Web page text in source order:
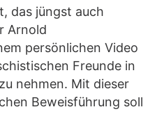
das jüngst auch
Arnold
persönlichen Video
Freunde in
nehmen. Mit dieser
Beweisführung soll